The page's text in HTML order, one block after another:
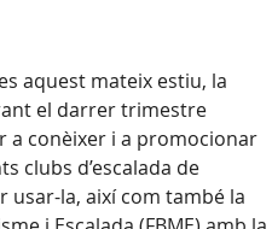
aquest mateix estiu, la
el darrer trimestre
a conèixer i a promocionar
clubs d’escalada de
usar-la, així com també la